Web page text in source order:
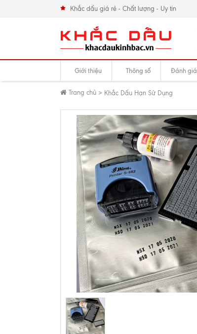
Khắc dấu giá rẻ - Chất lượng - Uy tin
Giới thiệu Thông số Đánh giá
Trang chủ > Khắc Dấu Hạn Sử Dụng